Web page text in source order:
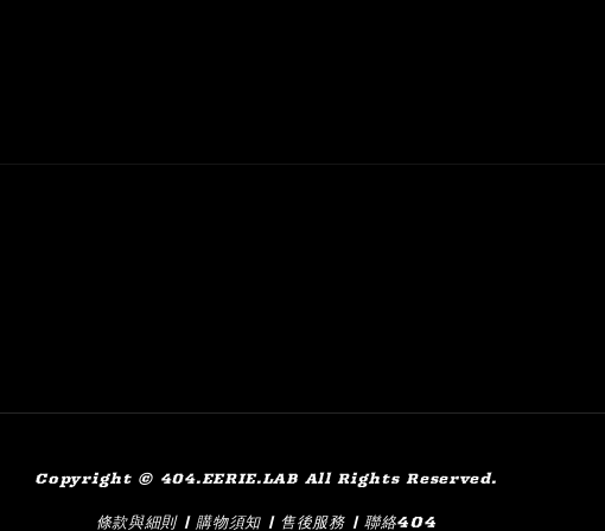
Copyright © 404.EERIE.LAB All Rights Reserved.
條款與細則| 購物須知| 售後服務| 聯絡404